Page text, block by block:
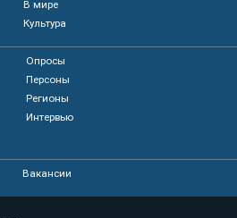
В мире
Культура
Опросы
Персоны
Регионы
Интервью
Вакансии